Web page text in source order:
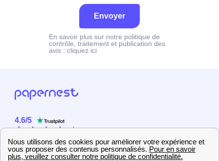
Envoyer
En savoir plus sur notre politique de
contrôle, traitement et publication des
avis : cliquez ici
4.6/5
2358 utilisateurs